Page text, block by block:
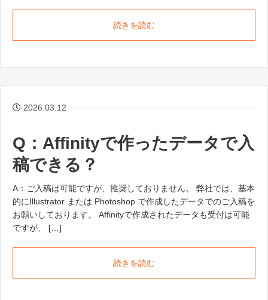
続きを読む
2026.03.12
Q：Affinityで作ったデータで入
稿できる？
A：ご入稿は可能ですが、推奨しておりません。 弊社では、基本
的にIllustrator または Photoshop で作成したデータでのご入稿を
お願いしております。 Affinityで作成されたデータも受付は可能
ですが、 […]
続きを読む